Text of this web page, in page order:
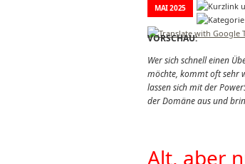
MAI 2025
VORSCHAU:
Wer sich schnell einen
möchte, kommt oft sehr
lassen sich mit der
der Domäne aus und
Alt, aber